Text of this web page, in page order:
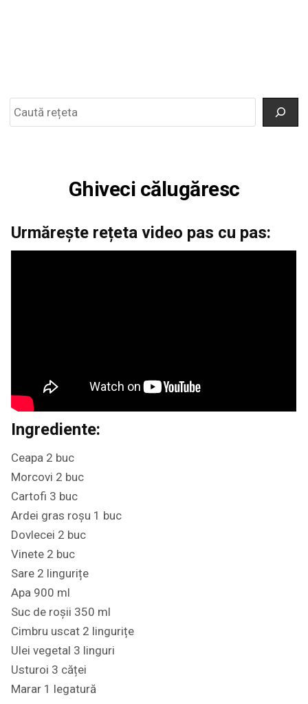
Ghiveci călugăresc
Urmărește rețeta video pas cu pas:
Ingrediente:
Ceapa 2 buc
Morcovi 2 buc
Cartofi 3 buc
Ardei gras roșu 1 buc
Dovlecei 2 buc
Vinete 2 buc
Sare 2 lingurițe
Apa 900 ml
Suc de roșii 350 ml
Cimbru uscat 2 lingurițe
Ulei vegetal 3 linguri
Usturoi 3 căței
Marar 1 legatură